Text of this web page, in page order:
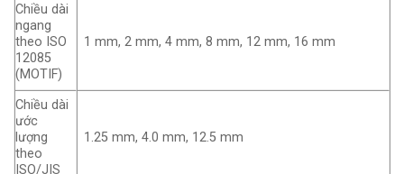
Chiều dài
ngang
theo ISO
12085
(MOTIF)
1 mm, 2 mm, 4 mm, 8 mm, 12 mm, 16 mm
Chiều dài
ước
lượng
theo
ISO/JIS
1.25 mm, 4.0 mm, 12.5 mm